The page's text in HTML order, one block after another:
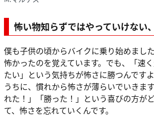
怖い物知らずではやっていけな
僕も子供の頃からバイクに乗り始めまし
怖かったのを覚えています。でも、「速
たい」という気持ちが怖さに勝つんです
うちに、慣れから怖さが薄らいでいきま
れた！」「勝った！」という喜びの方が
て、怖さを忘れていくんです。